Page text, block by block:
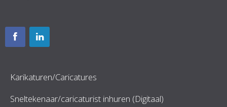
Karikaturen/Caricatures
Sneltekenaar/caricaturist inhuren (Digitaal)